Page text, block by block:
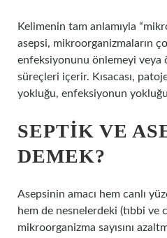
Kelimenin tam anlamıyla
asepsi, mikroorganizmaların
enfeksiyonunu önlemeyi veya
süreçleri içerir. Kısacası,
yokluğu, enfeksiyonun
SEPTIK VE
DEMEK?
Asepsinin amacı hem canlı
hem de nesnelerdeki (tıbbi ve
mikroorganizma sayısını